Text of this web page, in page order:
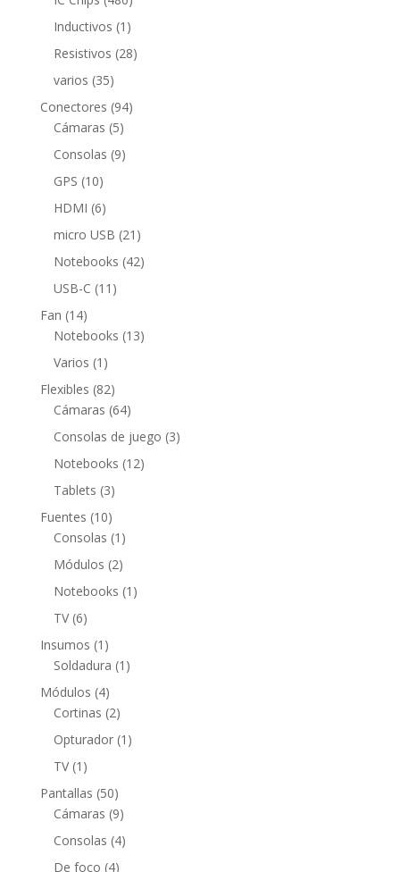
productos
Inductivos 1 1
producto
Resistivos 2828
varios 3535
productos
Conectores 9494
Cámaras 55
productos
Consolas 99
GPS 1010
productos
HDMI 66
productos
micro USB 21 21
productos
Notebooks 4242
USB-C 11 11
Fan 1414
productos
Notebooks 1313
Varios 1 1
producto
Flexibles 8282
productos
Cámaras 6464
productos
Consolas de juego 33
Notebooks 1212
Tablets 33
productos
Fuentes 1010
productos
Consolas 1 1
producto
Módulos 22
productos
Notebooks 1 1
TV 66
productos
Insumos 1 1
producto
Soldadura 1 1
Módulos 44
productos
Cortinas 22
productos
Opturador 1 1
TV 1 1
producto
Pantallas 5050
productos
Cámaras 99
productos
Consolas 44
De foco 44